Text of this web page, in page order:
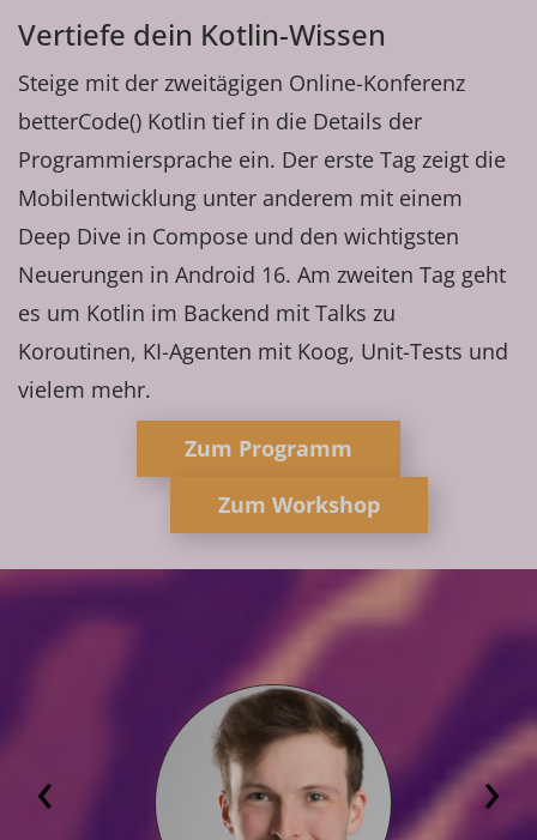
Vertiefe dein Kotlin-Wissen
Steige mit der zweitägigen Online-Konferenz
betterCode() Kotlin tief in die Details der
Programmiersprache ein. Der erste Tag zeigt die
Mobilentwicklung unter anderem mit einem
Deep Dive in Compose und den wichtigsten
Neuerungen in Android 16. Am zweiten Tag geht
es um Kotlin im Backend mit Talks zu
Koroutinen, KI-Agenten mit Koog, Unit-Tests und
vielem mehr.
Zum Programm
Zum Workshop
‹ ›